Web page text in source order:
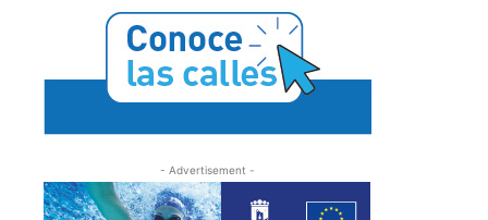
- Advertisement -